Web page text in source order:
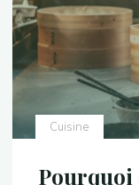
et
Cuisine
Pourquoi